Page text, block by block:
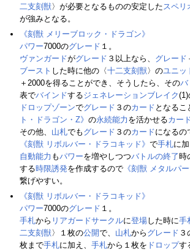
二支刻獣〉が必要となるものの安定したスペリ
が強みとなる。
《刻獣 メリーブロック・ドラゴン》
パワー7000のグレード １。
ヴァンガードがグレード ３以上なら、 グレード
ブースト した時に他の〈十二支刻獣〉のユニッ
＋2000を得ることができ、そうしたら、そのバ
表でバインドするジェネレーションブレイク(1)
ドロップゾーンでグレード ３のカード となるこ
ト・ドラゴン・Z》 の永続能力 を活かせるカー
その他、 山札でも グレード ３のカードになるの
《刻獣 リボルバー・ドラコキッド》 で手札に
自動能力 もパワーを増やしつつバトルの終了時
する時限誘発を作成するので 《刻獣 メタルパ
繋げやすい。
《刻獣 リボルバー・ドラコキッド》
パワー7000のグレード １。
手札から リアガードサークルに登場した時に手
二支刻獣〉１枚の公開で、 山札から グレード ３
枚まで手札に加え、 手札から１枚を ドロップす